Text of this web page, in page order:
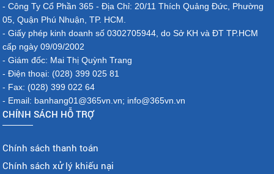
- Công Ty Cổ Phần 365 - Địa Chỉ: 20/11 Thích Quảng Đức, Phường
05, Quận Phú Nhuận, TP. HCM.
- Giấy phép kinh doanh số 0302705944, do Sở KH và ĐT TP.HCM
cấp ngày 09/09/2002
- Giám đốc: Mai Thị Quỳnh Trang
- Điện thoại: (028) 399 025 81
- Fax: (028) 399 022 64
- Email: banhang01@365vn.vn; info@365vn.vn
CHÍNH SÁCH HỖ TRỢ
Chính sách thanh toán
Chính sách xử lý khiếu nại